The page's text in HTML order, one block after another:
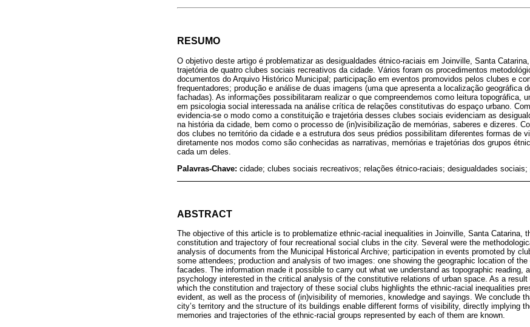
RESUMO
O objetivo deste artigo é problematizar as desigualdades étnico-raciais em Joinville, Santa
trajetória de quatro clubes sociais recreativos da cidade. Vários foram os procedimentos
documentos do Arquivo Histórico Municipal; participação em eventos promovidos pelos clubes e
frequentadores; produção e análise de duas imagens (uma que apresenta a localização geográfica
fachadas). As informações possibilitaram realizar o que compreendemos como leitura topográfica,
em psicologia social interessada na análise crítica de relações constitutivas do espaço urbano.
evidencia-se o modo como a constituição e trajetória desses clubes sociais evidenciam as
na história da cidade, bem como o processo de (in)visibilização de memórias, saberes e dizeres.
dos clubes no território da cidade e a estrutura dos seus prédios possibilitam diferentes formas de
diretamente nos modos como são conhecidas as narrativas, memórias e trajetórias dos grupos
cada um deles.
Palavras-Chave: cidade; clubes sociais recreativos; relações étnico-raciais; desigualdades sociais;
ABSTRACT
The objective of this article is to problematize ethnic-racial inequalities in Joinville, Santa Catarina,
constitution and trajectory of four recreational social clubs in the city. Several were the
analysis of documents from the Municipal Historical Archive; participation in events promoted by
some attendees; production and analysis of two images: one showing the geographic location of
facades. The information made it possible to carry out what we understand as topographic reading,
psychology interested in the critical analysis of the constitutive relations of urban space. As a
which the constitution and trajectory of these social clubs highlights the ethnic-racial inequalities
evident, as well as the process of (in)visibility of memories, knowledge and sayings. We conclude
city’s territory and the structure of its buildings enable different forms of visibility, directly implying
memories and trajectories of the ethnic-racial groups represented by each of them are known.